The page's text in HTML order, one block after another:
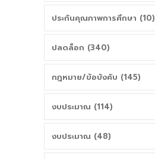
ประกันคุณภาพการศึกษา (10)
ปลดล็อก (340)
กฎหมาย/ข้อบังคับ (145)
งบประมาณ (114)
งบประมาณ (48)